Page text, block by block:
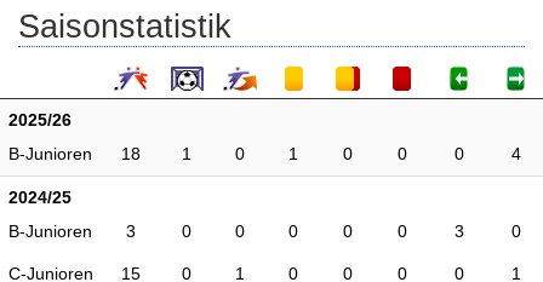
Saisonstatistik
2025/26
B-Junioren
18 1 0 1 0 0 0 4
2024/25
B-Junioren
3 0 0 0 0 0 3 0
C-Junioren 15 0 1 0 0 0 0 1